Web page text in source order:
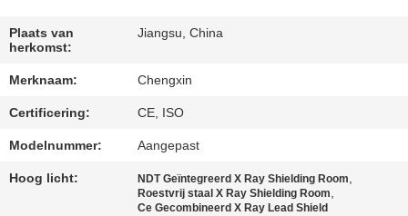
GEVALLEN
SITEMAP
Plaats van
herkomst:
Jiangsu, China
Merknaam: Chengxin
Certificering: CE, ISO
Modelnummer: Aangepast
Hoog licht: NDT Geïntegreerd X Ray Shielding Room,
Roestvrij staal X Ray Shielding Room,
Ce Gecombineerd X Ray Lead Shield